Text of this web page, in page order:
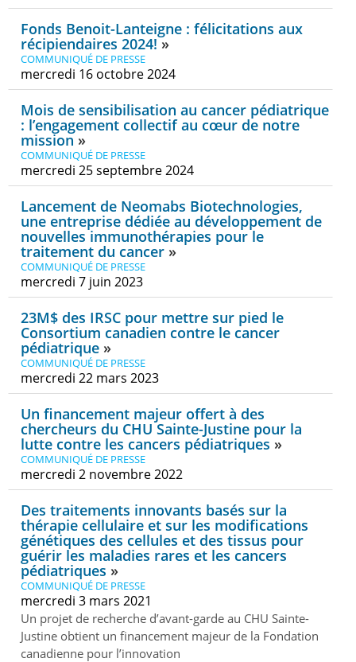
Fonds Benoit-Lanteigne : félicitations aux
récipiendaires 2024!
COMMUNIQUÉ DE PRESSE
mercredi 16 octobre 2024
Mois de sensibilisation au cancer pédiatrique
: l’engagement collectif au cœur de notre
mission
COMMUNIQUÉ DE PRESSE
mercredi 25 septembre 2024
Lancement de Neomabs Biotechnologies,
une entreprise dédiée au développement de
nouvelles immunothérapies pour le
traitement du cancer
COMMUNIQUÉ DE PRESSE
mercredi 7 juin 2023
23M$ des IRSC pour mettre sur pied le
Consortium canadien contre le cancer
pédiatrique
COMMUNIQUÉ DE PRESSE
mercredi 22 mars 2023
Un financement majeur offert à des
chercheurs du CHU Sainte-Justine pour la
lutte contre les cancers pédiatriques
COMMUNIQUÉ DE PRESSE
mercredi 2 novembre 2022
Des traitements innovants basés sur la
thérapie cellulaire et sur les modifications
génétiques des cellules et des tissus pour
guérir les maladies rares et les cancers
pédiatriques
COMMUNIQUÉ DE PRESSE
mercredi 3 mars 2021
Un projet de recherche d’avant-garde au CHU Sainte-
Justine obtient un financement majeur de la Fondation
canadienne pour l’innovation